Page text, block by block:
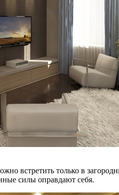
встретить только в
силы оправдают себя.